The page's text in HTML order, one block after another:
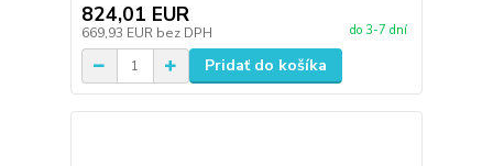
824,01 EUR
669,93 EUR bez DPH do 3-7 dní
Pridať do košíka